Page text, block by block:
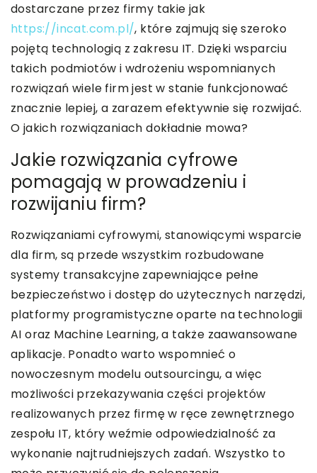
dostarczane przez firmy takie jak
https://incat.com.pl/, które zajmują się szeroko
pojętą technologią z zakresu IT. Dzięki wsparciu
takich podmiotów i wdrożeniu wspomnianych
rozwiązań wiele firm jest w stanie funkcjonować
znacznie lepiej, a zarazem efektywnie się rozwijać.
O jakich rozwiązaniach dokładnie mowa?
Jakie rozwiązania cyfrowe
pomagają w prowadzeniu i
rozwijaniu firm?
Rozwiązaniami cyfrowymi, stanowiącymi wsparcie
dla firm, są przede wszystkim rozbudowane
systemy transakcyjne zapewniające pełne
bezpieczeństwo i dostęp do użytecznych narzędzi,
platformy programistyczne oparte na technologii
AI oraz Machine Learning, a także zaawansowane
aplikacje. Ponadto warto wspomnieć o
nowoczesnym modelu outsourcingu, a więc
możliwości przekazywania części projektów
realizowanych przez firmę w ręce zewnętrznego
zespołu IT, który weźmie odpowiedzialność za
wykonanie najtrudniejszych zadań. Wszystko to